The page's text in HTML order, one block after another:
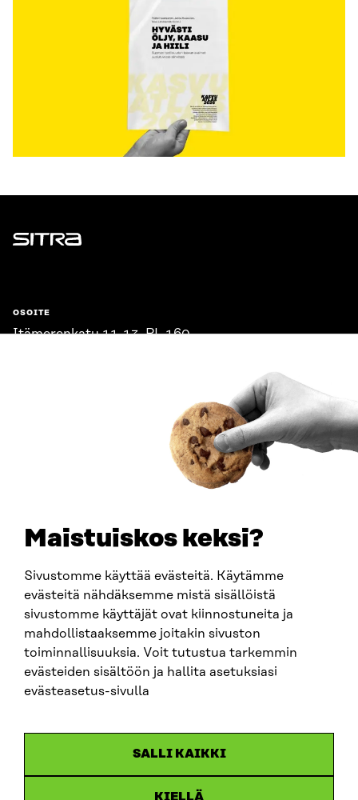
Maistuiskos keksi?
Sivustomme käyttää evästeitä. Käytämme
evästeitä nähdäksemme mistä sisällöistä
sivustomme käyttäjät ovat kiinnostuneita ja
mahdollistaaksemme joitakin sivuston
toiminnallisuuksia. Voit tutustua tarkemmin
evästeiden sisältöön ja hallita asetuksiasi
evästeasetus-sivulla
SALLI KAIKKI
KIELLÄ
Sitra
OSOITE
Itämerenkatu 11-13, PL 160,
SITRA SOSIAALISESSA MEDIASSA
LinkedIn
Instagram
YouTube